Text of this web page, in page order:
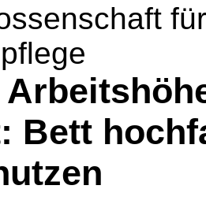
Bett